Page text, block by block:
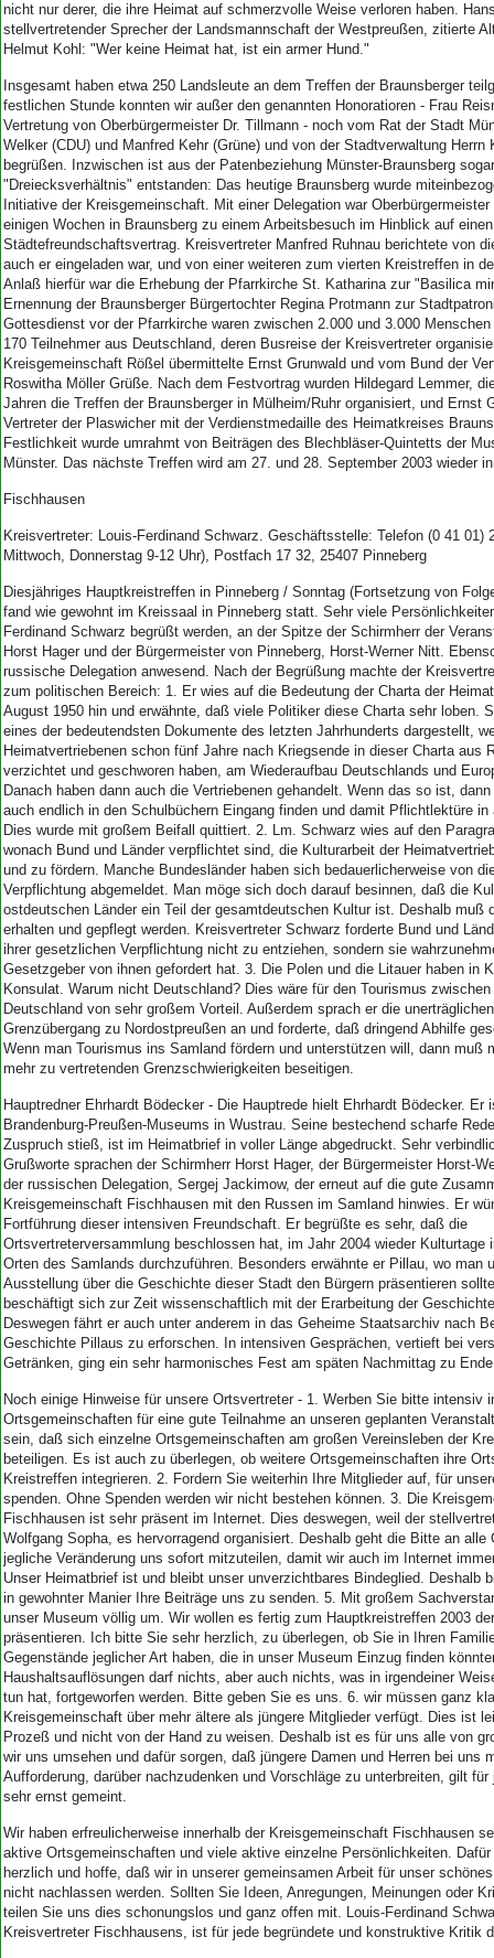
nicht nur derer, die ihre Heimat auf schmerzvolle Weise verloren haben.
stellvertretender Sprecher der Landsmannschaft der Westpreußen, zitierte
Helmut Kohl: "Wer keine Heimat hat, ist ein armer Hund."
Insgesamt haben etwa 250 Landsleute an dem Treffen der Braunsberger
festlichen Stunde konnten wir außer den genannten Honoratioren - Frau
Vertretung von Oberbürgermeister Dr. Tillmann - noch vom Rat der Stadt
Welker (CDU) und Manfred Kehr (Grüne) und von der Stadtverwaltung Herrn
begrüßen. Inzwischen ist aus der Patenbeziehung Münster-Braunsberg
"Dreiecksverhältnis" entstanden: Das heutige Braunsberg wurde
Initiative der Kreisgemeinschaft. Mit einer Delegation war
einigen Wochen in Braunsberg zu einem Arbeitsbesuch im Hinblick auf einen
Städtefreundschaftsvertrag. Kreisvertreter Manfred Ruhnau berichtete von
auch er eingeladen war, und von einer weiteren zum vierten Kreistreffen in
Anlaß hierfür war die Erhebung der Pfarrkirche St. Katharina zur "Basilica
Ernennung der Braunsberger Bürgertochter Regina Protmann zur
Gottesdienst vor der Pfarrkirche waren zwischen 2.000 und 3.000
170 Teilnehmer aus Deutschland, deren Busreise der Kreisvertreter
Kreisgemeinschaft Rößel übermittelte Ernst Grunwald und vom Bund der
Roswitha Möller Grüße. Nach dem Festvortrag wurden Hildegard Lemmer,
Jahren die Treffen der Braunsberger in Mülheim/Ruhr organisiert, und Ernst
Vertreter der Plaswicher mit der Verdienstmedaille des Heimatkreises
Festlichkeit wurde umrahmt von Beiträgen des Blechbläser-Quintetts der
Münster. Das nächste Treffen wird am 27. und 28. September 2003 wieder
Fischhausen
Kreisvertreter: Louis-Ferdinand Schwarz. Geschäftsstelle: Telefon (0 41 01)
Mittwoch, Donnerstag 9-12 Uhr), Postfach 17 32, 25407 Pinneberg
Diesjähriges Hauptkreistreffen in Pinneberg / Sonntag (Fortsetzung von
fand wie gewohnt im Kreissaal in Pinneberg statt. Sehr viele
Ferdinand Schwarz begrüßt werden, an der Spitze der Schirmherr der
Horst Hager und der Bürgermeister von Pinneberg, Horst-Werner Nitt.
russische Delegation anwesend. Nach der Begrüßung machte der
zum politischen Bereich: 1. Er wies auf die Bedeutung der Charta der
August 1950 hin und erwähnte, daß viele Politiker diese Charta sehr loben.
eines der bedeutendsten Dokumente des letzten Jahrhunderts dargestellt,
Heimatvertriebenen schon fünf Jahre nach Kriegsende in dieser Charta aus
verzichtet und geschworen haben, am Wiederaufbau Deutschlands und
Danach haben dann auch die Vertriebenen gehandelt. Wenn das so ist,
auch endlich in den Schulbüchern Eingang finden und damit Pflichtlektüre in
Dies wurde mit großem Beifall quittiert. 2. Lm. Schwarz wies auf den
wonach Bund und Länder verpflichtet sind, die Kulturarbeit der
und zu fördern. Manche Bundesländer haben sich bedauerlicherweise von
Verpflichtung abgemeldet. Man möge sich doch darauf besinnen, daß die
ostdeutschen Länder ein Teil der gesamtdeutschen Kultur ist. Deshalb muß
erhalten und gepflegt werden. Kreisvertreter Schwarz forderte Bund und
ihrer gesetzlichen Verpflichtung nicht zu entziehen, sondern sie
Gesetzgeber von ihnen gefordert hat. 3. Die Polen und die Litauer haben in
Konsulat. Warum nicht Deutschland? Dies wäre für den Tourismus
Deutschland von sehr großem Vorteil. Außerdem sprach er die
Grenzübergang zu Nordostpreußen an und forderte, daß dringend Abhilfe
Wenn man Tourismus ins Samland fördern und unterstützen will, dann muß
mehr zu vertretenden Grenzschwierigkeiten beseitigen.
Hauptredner Ehrhardt Bödecker - Die Hauptrede hielt Ehrhardt Bödecker. Er
Brandenburg-Preußen-Museums in Wustrau. Seine bestechend scharfe
Zuspruch stieß, ist im Heimatbrief in voller Länge abgedruckt. Sehr
Grußworte sprachen der Schirmherr Horst Hager, der Bürgermeister Horst-
der russischen Delegation, Sergej Jackimow, der erneut auf die gute
Kreisgemeinschaft Fischhausen mit den Russen im Samland hinwies. Er
Fortführung dieser intensiven Freundschaft. Er begrüßte es sehr, daß die
Ortsvertreterversammlung beschlossen hat, im Jahr 2004 wieder Kulturtage
Orten des Samlands durchzuführen. Besonders erwähnte er Pillau, wo man
Ausstellung über die Geschichte dieser Stadt den Bürgern präsentieren
beschäftigt sich zur Zeit wissenschaftlich mit der Erarbeitung der
Deswegen fährt er auch unter anderem in das Geheime Staatsarchiv nach
Geschichte Pillaus zu erforschen. In intensiven Gesprächen, vertieft bei
Getränken, ging ein sehr harmonisches Fest am späten Nachmittag zu
Noch einige Hinweise für unsere Ortsvertreter - 1. Werben Sie bitte intensiv
Ortsgemeinschaften für eine gute Teilnahme an unseren geplanten
sein, daß sich einzelne Ortsgemeinschaften am großen Vereinsleben der
beteiligen. Es ist auch zu überlegen, ob weitere Ortsgemeinschaften ihre
Kreistreffen integrieren. 2. Fordern Sie weiterhin Ihre Mitglieder auf, für
spenden. Ohne Spenden werden wir nicht bestehen können. 3. Die
Fischhausen ist sehr präsent im Internet. Dies deswegen, weil der
Wolfgang Sopha, es hervorragend organisiert. Deshalb geht die Bitte an alle
jegliche Veränderung uns sofort mitzuteilen, damit wir auch im Internet
Unser Heimatbrief ist und bleibt unser unverzichtbares Bindeglied. Deshalb
in gewohnter Manier Ihre Beiträge uns zu senden. 5. Mit großem
unser Museum völlig um. Wir wollen es fertig zum Hauptkreistreffen 2003
präsentieren. Ich bitte Sie sehr herzlich, zu überlegen, ob Sie in Ihren
Gegenstände jeglicher Art haben, die in unser Museum Einzug finden
Haushaltsauflösungen darf nichts, aber auch nichts, was in irgendeiner
tun hat, fortgeworfen werden. Bitte geben Sie es uns. 6. wir müssen ganz
Kreisgemeinschaft über mehr ältere als jüngere Mitglieder verfügt. Dies ist
Prozeß und nicht von der Hand zu weisen. Deshalb ist es für uns alle von
wir uns umsehen und dafür sorgen, daß jüngere Damen und Herren bei uns
Aufforderung, darüber nachzudenken und Vorschläge zu unterbreiten, gilt
sehr ernst gemeint.
Wir haben erfreulicherweise innerhalb der Kreisgemeinschaft Fischhausen
aktive Ortsgemeinschaften und viele aktive einzelne Persönlichkeiten.
herzlich und hoffe, daß wir in unserer gemeinsamen Arbeit für unser
nicht nachlassen werden. Sollten Sie Ideen, Anregungen, Meinungen oder
teilen Sie uns dies schonungslos und ganz offen mit. Louis-Ferdinand
Kreisvertreter Fischhausens, ist für jede begründete und konstruktive Kritik